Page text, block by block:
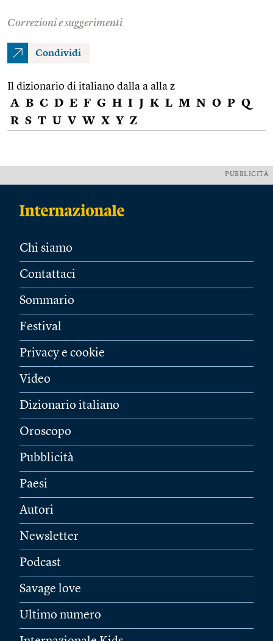
Correzioni e suggerimenti
Condividi
Il dizionario di italiano dalla a alla z
A B C D E F G H I J K L M N O P Q
R S T U V W X Y Z
PUBBLICITÀ
Chi siamo
Contattaci
Sommario
Festival
Privacy e cookie
Video
Dizionario italiano
Oroscopo
Pubblicità
Paesi
Autori
Newsletter
Podcast
Savage love
Ultimo numero